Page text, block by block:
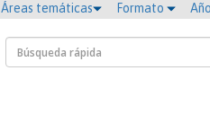
Áreas temáticas Formato